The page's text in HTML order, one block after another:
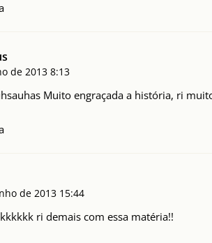
de 2013 8:13
Muito engraçada a história, ri
de 2013 15:44
ri demais com essa matéria!!